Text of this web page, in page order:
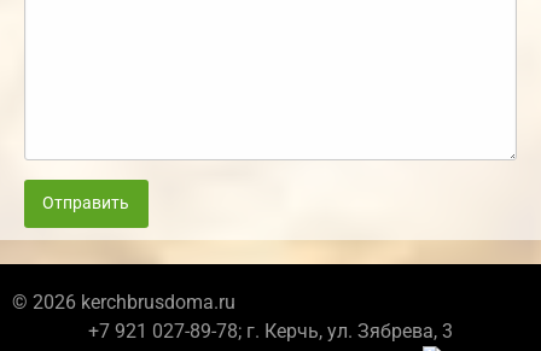
Отправить
© 2026 kerchbrusdoma.ru
+7 921 027-89-78; г. Керчь, ул. Зябрева, 3